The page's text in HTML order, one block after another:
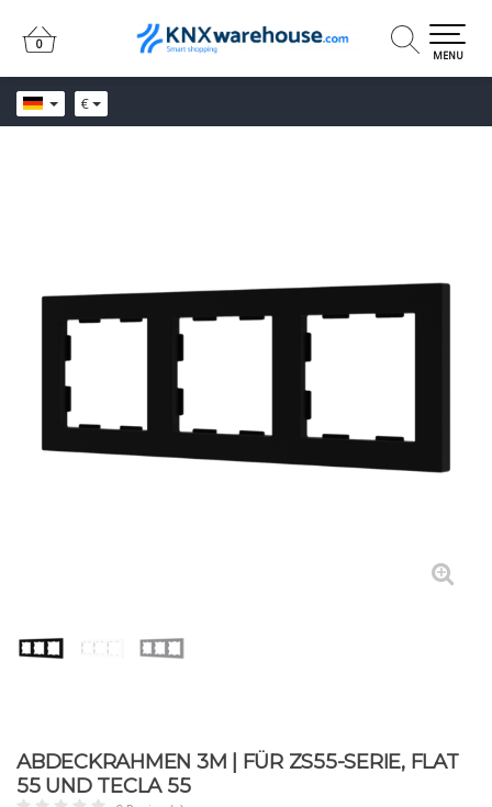
€
0
0
MENU
ABDECKRAHMEN 3M | FÜR ZS55-SERIE, FLAT
55 UND TECLA 55